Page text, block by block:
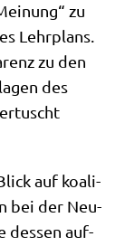
zu
Lehr­plans.
zu den
des
auf koali­
bei der Neu­
des­sen auf­